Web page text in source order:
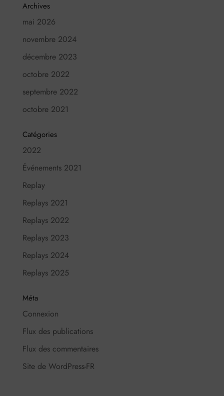
Archives
mai 2026
novembre 2024
décembre 2023
octobre 2022
septembre 2022
octobre 2021
Catégories
2022
Événements 2021
Replay
Replays 2021
Replays 2022
Replays 2023
Replays 2024
Replays 2025
Méta
Connexion
Flux des publications
Flux des commentaires
Site de WordPress-FR